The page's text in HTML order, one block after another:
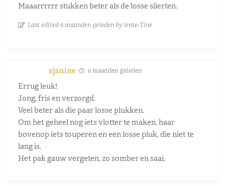
Maaarrrrrr stukken beter als de losse slierten.
Last edited 6 maanden geleden by lente-Tine
sjanine 6 maanden geleden
Errug leuk!
Jong, fris en verzorgd.
Veel beter als die paar losse plukken.
Om het geheel nog iets vlotter te maken, haar
bovenop iets touperen en een losse pluk, die niet te
lang is.
Het pak gauw vergeten, zo somber en saai.